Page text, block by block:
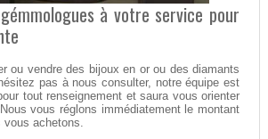
à votre service pour
ou vendre des bijoux en or ou des diamants
pas à nous consulter, notre équipe est
tout renseignement et saura vous orienter
vous réglons immédiatement le montant
vous achetons.